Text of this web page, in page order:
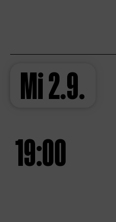
Mi2.9.
19:00